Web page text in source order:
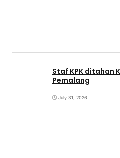
Staf KPK ditahan
Pemalang
July 31, 2026